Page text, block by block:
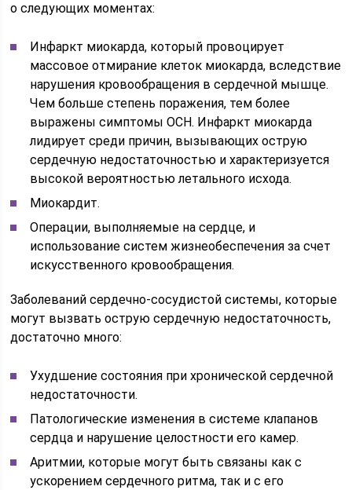
о следующих моментах:
Инфаркт миокарда, который провоцирует
массовое отмирание клеток миокарда, вследствие
нарушения кровообращения в сердечной мышце.
Чем больше степень поражения, тем более
выражены симптомы ОСН. Инфаркт миокарда
лидирует среди причин, вызывающих острую
сердечную недостаточностью и характеризуется
высокой вероятностью летального исхода.
Миокардит.
Операции, выполняемые на сердце, и
использование систем жизнеобеспечения за счет
искусственного кровообращения.
Заболеваний сердечно-сосудистой системы, которые
могут вызвать острую сердечную недостаточность,
достаточно много:
Ухудшение состояния при хронической сердечной
недостаточности.
Патологические изменения в системе клапанов
сердца и нарушение целостности его камер.
Аритмии, которые могут быть связаны как с
ускорением сердечного ритма, так и с его